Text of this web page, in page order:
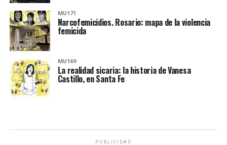
MU171
Narcofemicidios. Rosario: mapa de la violencia
femicida
MU169
La realidad sicaria: la historia de Vanesa
Castillo, en Santa Fe
PUBLICIDAD